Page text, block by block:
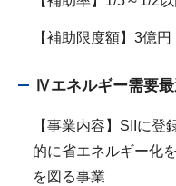
【補助限度額】3億円
Ⅳエネルギー需要最
【事業内容】SIIに
的に省エネルギー化
を図る事業